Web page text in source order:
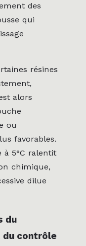
des
qui
résines
alors
ou
favorables.
à 5°C ralentit
chimique,
dilue
du
du contrôle